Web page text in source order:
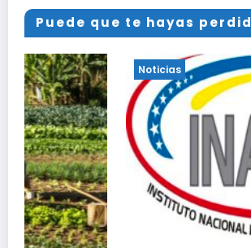
Puede que te hayas
Noticias